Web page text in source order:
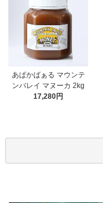
あぱかばぁる マウンテ
ンバレイ マヌーカ 2kg
17,280円